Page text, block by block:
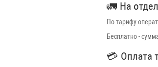
🚛 На
По тарифу
Бесплатно -
💳 Оплата